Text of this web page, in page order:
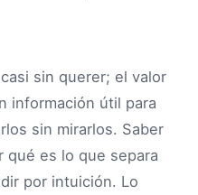
sin querer; el valor
información útil para
sin mirarlos. Saber
qué es lo que separa
por intuición. Lo